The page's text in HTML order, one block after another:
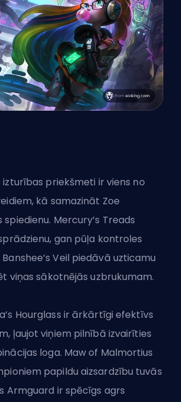
priekšmeti ir viens no
kā samazināt Zoe
Mercury’s Treads
gan pūļa kontroles
Veil piedāvā uzticamu
viņas sākotnējās uzbrukumam.
Hourglass ir ārkārtīgi efektīvs
ļaujot viņiem pilnībā izvairīties
loga. Maw of Malmortius
papildu aizsardzību tuvās
Armguard ir spēcīgs agrs